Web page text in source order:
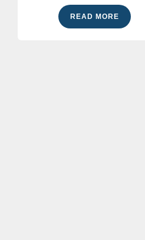
READ MORE